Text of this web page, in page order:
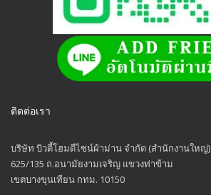
ติดต่อเรา
บริษัท บิวตี้โฮมดีไซน์ผ้าม่าน จำกัด (สำนักงานใหญ่)
625/135 ถ.อนามัยงามเจริญ แขวงท่าข้าม
เขตบางขุนเทียน กทม. 10150